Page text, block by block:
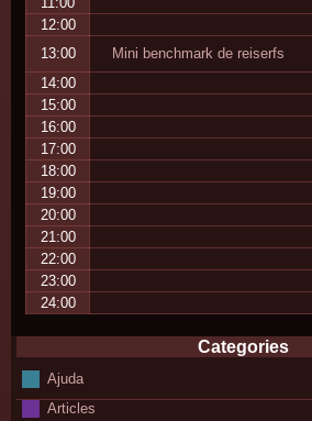
12:00
13:00
Mini benchmark de reiserfs
14:00
15:00
16:00
17:00
18:00
19:00
20:00
21:00
22:00
23:00
24:00
Categories
Ajuda
Articles